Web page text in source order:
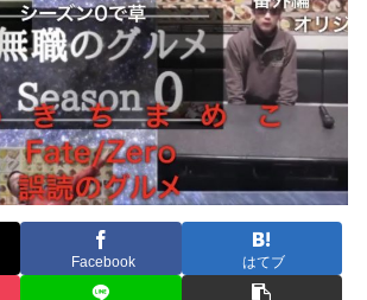
Facebook はてブ